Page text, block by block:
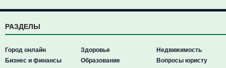
РАЗДЕЛЫ
Город онлайн
Бизнес и финансы
Здоровье
Образование
Недвижимость
Вопросы юристу